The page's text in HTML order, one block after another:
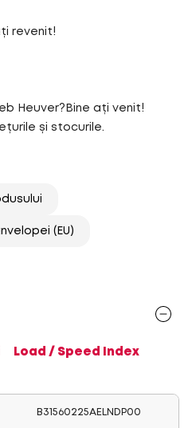
revenit!
Heuver?Bine ați venit!
și stocurile.
(EU)
Load / Speed Index
B31560225AELNDP00